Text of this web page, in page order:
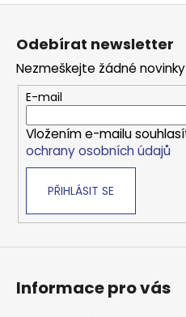
Odebírat newsletter
Nezmeškejte žádné
E-mail
Vložením e-mailu
ochrany osobních údajů
PŘIHLÁSIT SE
Informace pro vás